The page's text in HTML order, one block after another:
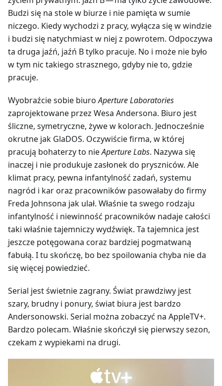
Budzi się na stole w biurze i nie pamięta w sumie
niczego. Kiedy wychodzi z pracy, wyłącza się w windzie
i budzi się natychmiast w niej z powrotem. Odpoczywa
ta druga jaźń, jaźń B tylko pracuje. No i może nie było
w tym nic takiego strasznego, gdyby nie to, gdzie
pracuje.
Wyobraźcie sobie biuroAperture Laboratories
zaprojektowane przez Wesa Andersona. Biuro jest
śliczne, symetryczne, żywe w kolorach. Jednocześnie
okrutne jak GlaDOS. Oczywiście firma, w której
pracują bohaterzy to nieAperture Labs. Nazywa się
inaczej i nie produkuje zasłonek do pryszniców. Ale
klimat pracy, pewna infantylność zadań, systemu
nagród i kar oraz pracowników pasowałaby do firmy
Freda Johnsona jak ulał. Właśnie ta swego rodzaju
infantylność i niewinność pracowników nadaje całości
taki właśnie tajemniczy wydźwięk. Ta tajemnica jest
jeszcze potęgowana coraz bardziej pogmatwaną
fabułą. I tu skończę, bo bez spoilowania chyba nie da
się więcej powiedzieć.
Serial jest świetnie zagrany. Świat prawdziwy jest
szary, brudny i ponury, świat biura jest bardzo
Andersonowski. Serial można zobaczyć na AppleTV+.
Bardzo polecam. Właśnie skończył się pierwszy sezon,
czekam z wypiekami na drugi.